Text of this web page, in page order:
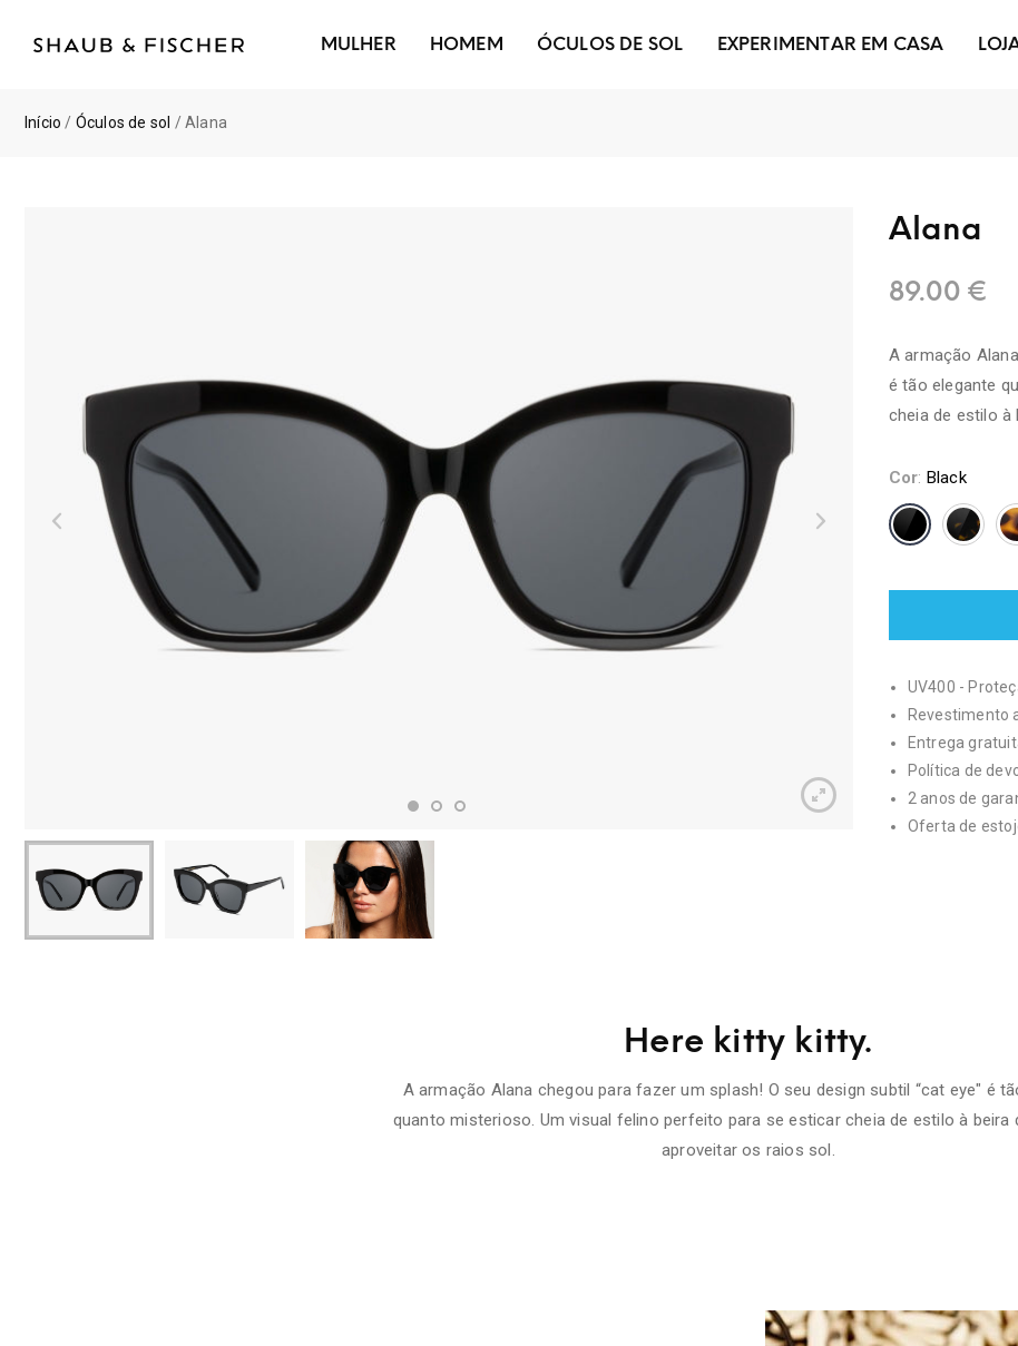
MULHER HOMEM ÓCULOS DE SOL EXPERIMENTAR EM CASA
Início / Óculos de sol / Alana
Alana
89.00€
A armação
é tão elegante
cheia de estilo à
Cor: Black
UV400 -
Revestimento
Entrega
Política de
2 anos de
Oferta de
Here kitty kitty.
A armação Alana chegou para fazer um splash! O seu design subtil “cat eye" é
quanto misterioso. Um visual felino perfeito para se esticar cheia de estilo à beira
aproveitar os raios sol.